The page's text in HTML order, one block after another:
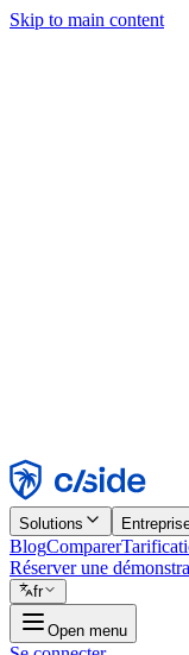
Skip to main content
Rejeter
Solutions
BlogComparer
Réserver une
fr
Open menu